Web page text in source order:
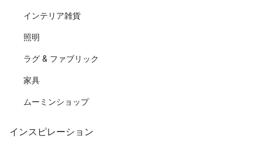
インテリア雑貨
照明
ラグ & ファブリック
家具
ムーミンショップ
インスピレーション